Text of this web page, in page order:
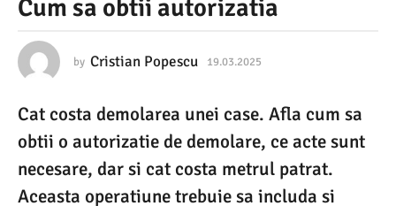
.
3
2
0
2
5
Cum sa obtii autorizatia
by Cristian Popescu 19.03.2025
.
2
0
2
Cat costa demolarea unei case. Afla cum sa
obtii o autorizatie de demolare, ce acte sunt
necesare, dar si cat costa metrul patrat.
Aceasta operatiune trebuie sa includa si